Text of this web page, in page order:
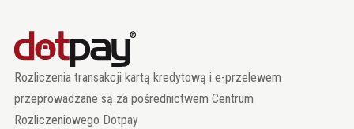
Rozliczenia transakcji kartą kredytową i e-przelewem
przeprowadzane są za pośrednictwem Centrum
Rozliczeniowego Dotpay